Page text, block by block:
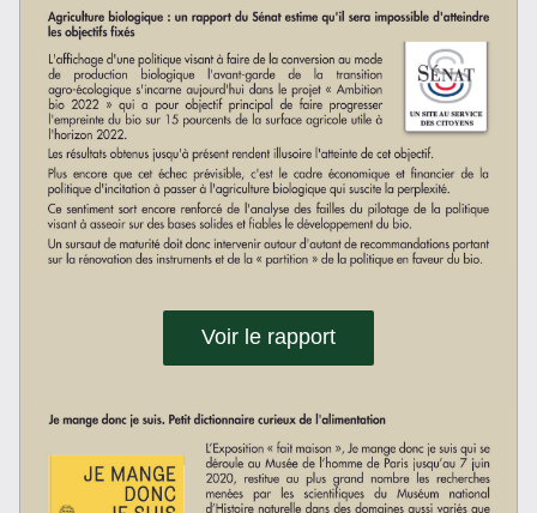
Voir le rapport